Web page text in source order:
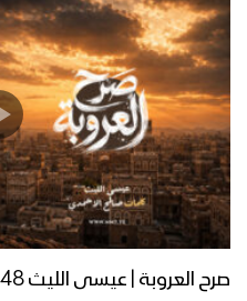
زامل يا رجال
زامل أحفاد
صرح العروبة | عيسى الليث 1448هـ